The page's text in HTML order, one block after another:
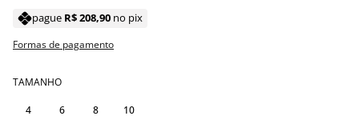
pague R$208,90 no pix
Formas de pagamento
TAMANHO
4 6 8 10